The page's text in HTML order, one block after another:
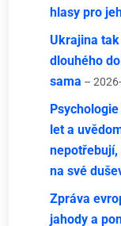
hlasy pro
Ukrajina
dlouhého
sama –
let a
na své
Zpráva
jahody a